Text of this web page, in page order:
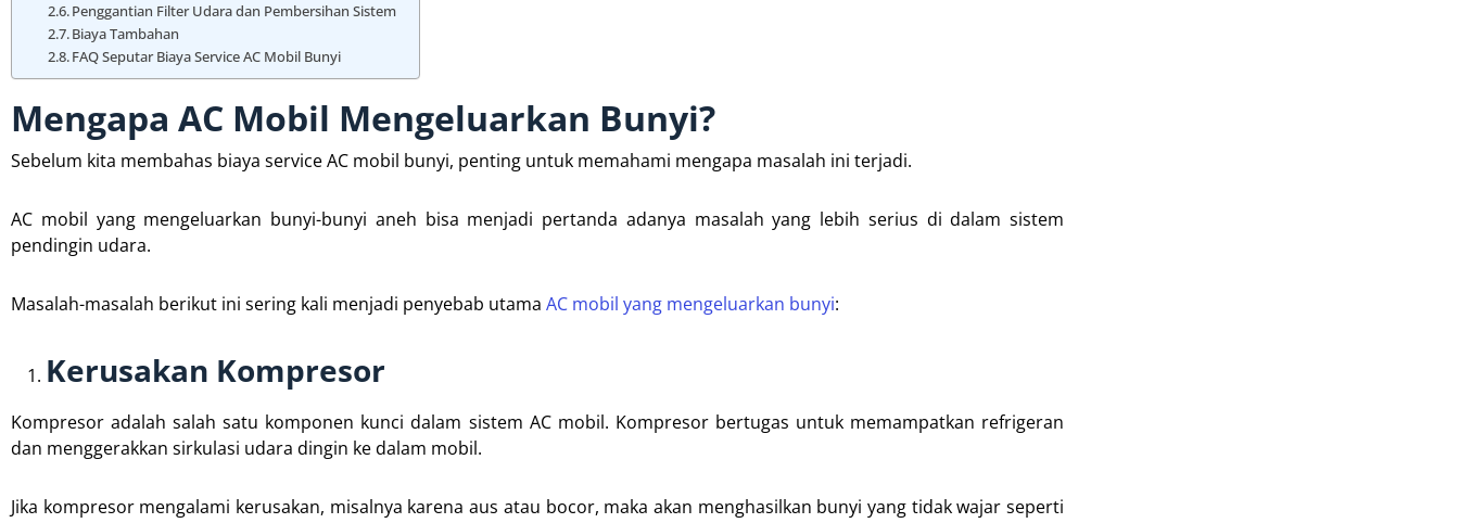
Penggantian Filter Udara dan Pembersihan Sistem
Biaya Tambahan
FAQ Seputar Biaya Service AC Mobil Bunyi
Mengapa AC Mobil Mengeluarkan Bunyi?
Sebelum kita membahas biaya service AC mobil bunyi, penting untuk memahami mengapa masalah ini terjadi.
AC mobil yang mengeluarkan bunyi-bunyi aneh bisa menjadi pertanda adanya masalah yang lebih serius di dalam sistem
pendingin udara.
Masalah-masalah berikut ini sering kali menjadi penyebab utama AC mobil yang mengeluarkan bunyi:
Kerusakan Kompresor
Kompresor adalah salah satu komponen kunci dalam sistem AC mobil. Kompresor bertugas untuk memampatkan refrigeran
dan menggerakkan sirkulasi udara dingin ke dalam mobil.
Jika kompresor mengalami kerusakan, misalnya karena aus atau bocor, maka akan menghasilkan bunyi yang tidak wajar seperti